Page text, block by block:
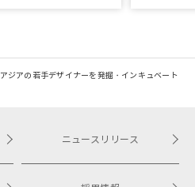
開催！
アジアの若手デザイナーを発掘・インキュベート
ニュースリリース